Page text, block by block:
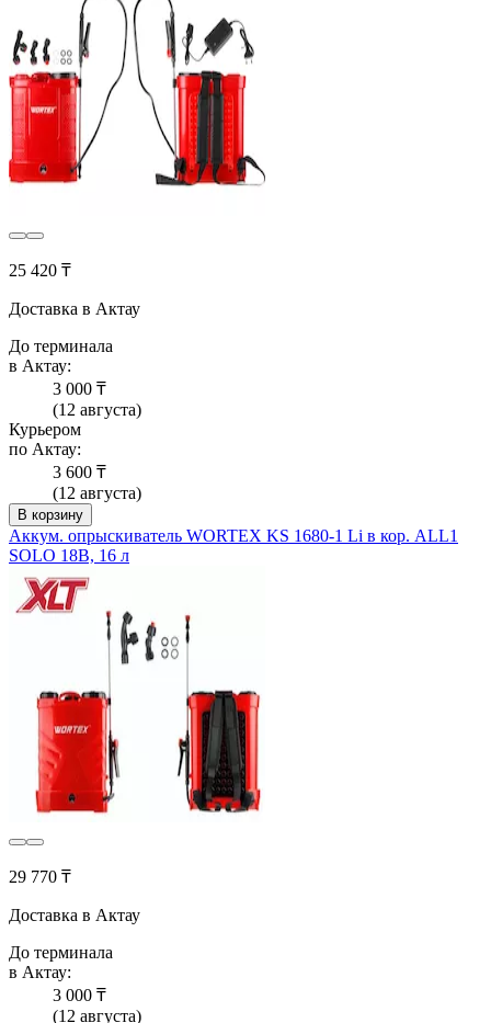
25 420 ₸
Доставка в Актау
До терминала
в Актау:
3 000 ₸
(12 августа)
Курьером
по Актау:
3 600 ₸
(12 августа)
В корзину
Аккум. опрыскиватель WORTEX KS 1680-1 Li в кор. ALL1
SOLO 18В, 16 л
29 770 ₸
Доставка в Актау
До терминала
в Актау:
3 000 ₸
(12 августа)